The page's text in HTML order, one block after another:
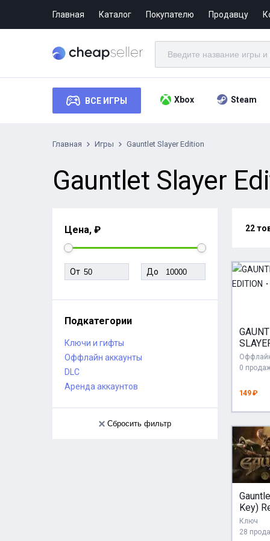
Главная Каталог Покупателю Продавцу
ВСЕ ИГРЫ Xbox Steam
Главная Игры Gauntlet Slayer Edition
Gauntlet Slayer
Цена, ₽
От До
Подкатегории
Ключи и гифты
Оффлайн аккаунты
DLC
Аренда аккаунтов
Сбросить фильтр
22
STEAM
0
149 ₽
Key)
Ключ
28